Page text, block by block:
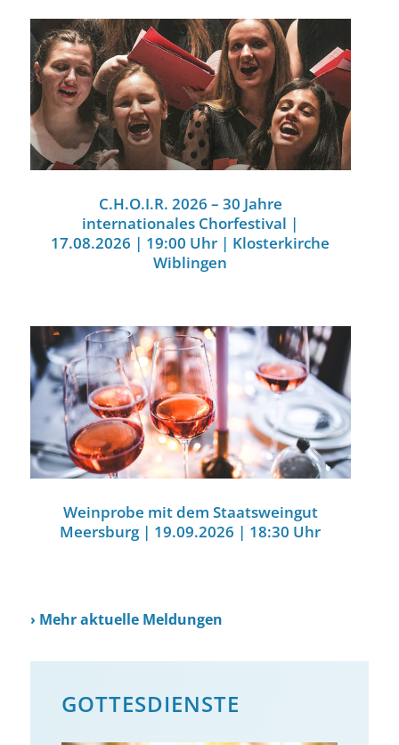
C.H.O.I.R. 2026 – 30 Jahre
internationales Chorfestival |
17.08.2026 | 19:00 Uhr | Klosterkirche
Wiblingen
Weinprobe mit dem Staatsweingut
Meersburg | 19.09.2026 | 18:30 Uhr
› Mehr aktuelle Meldungen
GOTTES­DIENSTE